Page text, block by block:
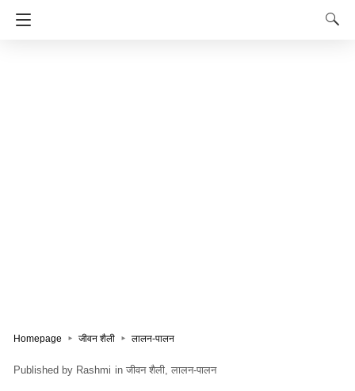
Homepage जीवन शैली लालन-पालन
Rashmi in जीवन शैली लालन-पालन